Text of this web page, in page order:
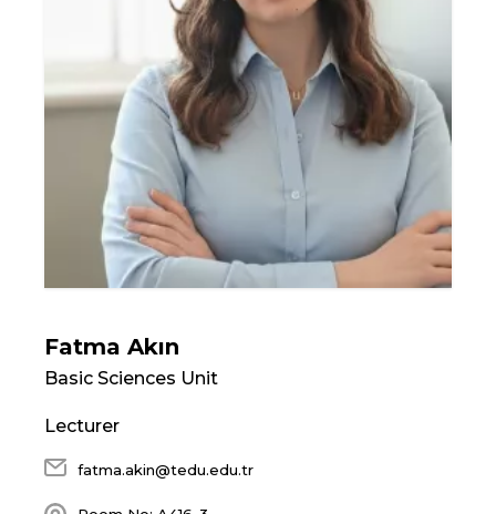
Fatma Akın
Basic Sciences Unit
Lecturer
fatma.akin@tedu.edu.tr